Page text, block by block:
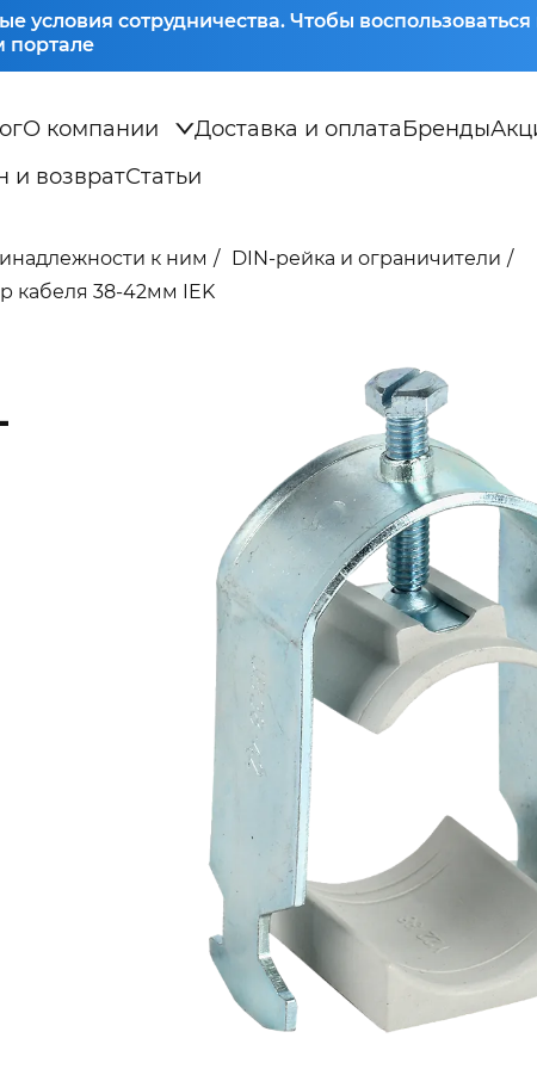
условия сотрудничества. Чтобы
О компании Доставка и оплатаБренды
и возвратСтатьи
к ним
DIN-рейка и ограничители
кабеля 38-42мм IEK